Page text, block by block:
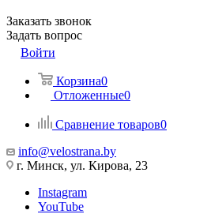
Заказать звонок
Задать вопрос
Войти
Корзина0
Отложенные0
Сравнение товаров0
info@velostrana.by
г. Минск, ул. Кирова, 23
Instagram
YouTube